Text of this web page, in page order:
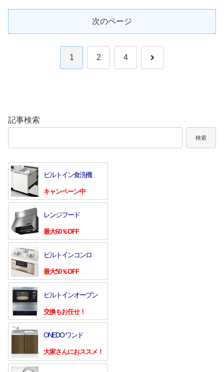
次のページ
1 2 4 次
記事検索
検索
ビルトイン食洗機
キャンペーン中
レンジフード
最大60％OFF
ビルトインコンロ
最大50％OFF
ビルトインオーブン
交換もお任せ！
ONEDO ワンド
大家さんにおススメ！